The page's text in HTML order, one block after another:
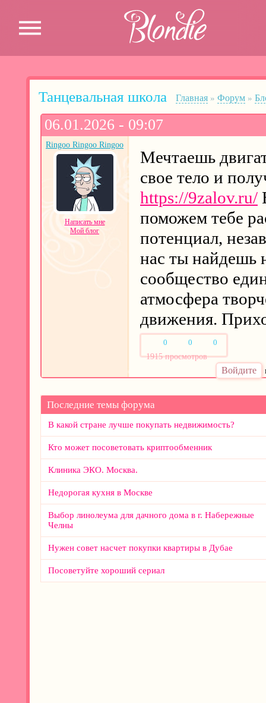
Танцевальная школа
Вы здесь Главная » Форум »
06.01.2026 - 09:07
Ringoo Ringoo Ringoo
Написать мне
Мой блог
Мечтаешь
свое тело и
https://9zalov.ru/
поможем тебе
потенциал,
нас ты найдешь
сообщество
атмосфера
движения.
0 0 0
Войдите
1915 просмотров
Последние темы форума
В какой стране лучше покупать недвижимость?
Кто может посоветовать криптообменник
Клиника ЭКО. Москва.
Недорогая кухня в Москве
Выбор линолеума для дачного дома в г. Набережные
Челны
Нужен совет насчет покупки квартиры в Дубае
Посоветуйте хороший сериал